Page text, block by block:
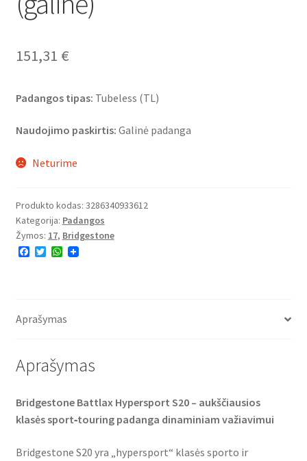
151,31 €
Padangos tipas: Tubeless (TL)
Naudojimo paskirtis: Galinė padanga
Neturime
Produkto kodas: 3286340933612
Kategorija: Padangos
Žymos: 17, Bridgestone
F
o
T
r
W
p
Aprašymas
Aprašymas
Bridgestone Battlax Hypersport S20 – aukščiausios
klasės sport‑touring padanga dinaminiam važiavimui
Bridgestone S20 yra „hypersport“ klasės sporto ir